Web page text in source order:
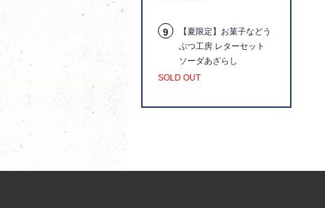
9
【夏限定】お菓子などう
ぶつ工房 レターセット
ソーダあざらし
SOLD OUT